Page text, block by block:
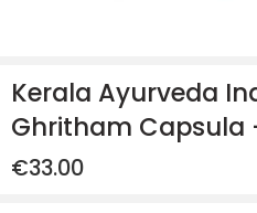
Kerala Ayurveda
Ghritham Capsula
€33.00